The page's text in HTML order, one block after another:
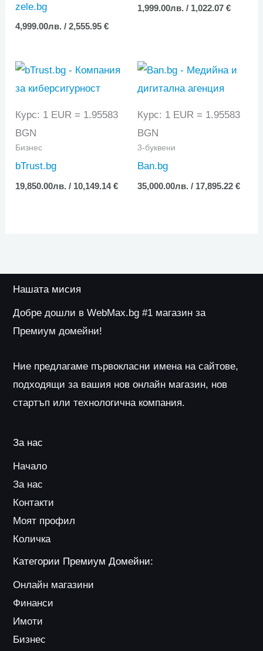
zele.bg
4,999.00лв. / 2,555.95 €
1,999.00лв. / 1,022.07 €
Курс: 1 EUR = 1.95583
BGN
Бизнес
bTrust.bg
19,850.00лв. / 10,149.14 €
Курс: 1 EUR = 1.95583
BGN
3-буквени
Ban.bg
35,000.00лв. / 17,895.22 €
Нашата мисия
Добре дошли в WebMax.bg #1 магазин за
Премиум домейни!
Ние предлагаме първокласни имена на сайтове,
подходящи за вашия нов онлайн магазин, нов
стартъп или технологична компания.
За нас
Начало
За нас
Контакти
Моят профил
Количка
Категории Премиум Домейни:
Онлайн магазини
Финанси
Имоти
Бизнес